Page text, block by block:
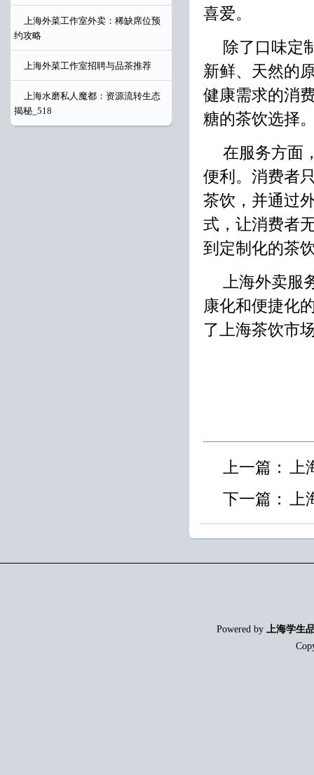
喜爱。
除了口味定
新鲜、天然的
健康需求的消
糖的茶饮选择
在服务方面
便利。消费者
茶饮，并通过
式，让消费者
到定制化的茶
上海外卖
康化和便捷化
了上海茶饮市
上一篇：
下一篇：
上海外菜工作室外卖：稀缺席位预
约攻略
上海外菜工作室招聘与品茶推荐
上海水磨私人魔都：资源流转生态
揭秘_518
Powered by 上海学生